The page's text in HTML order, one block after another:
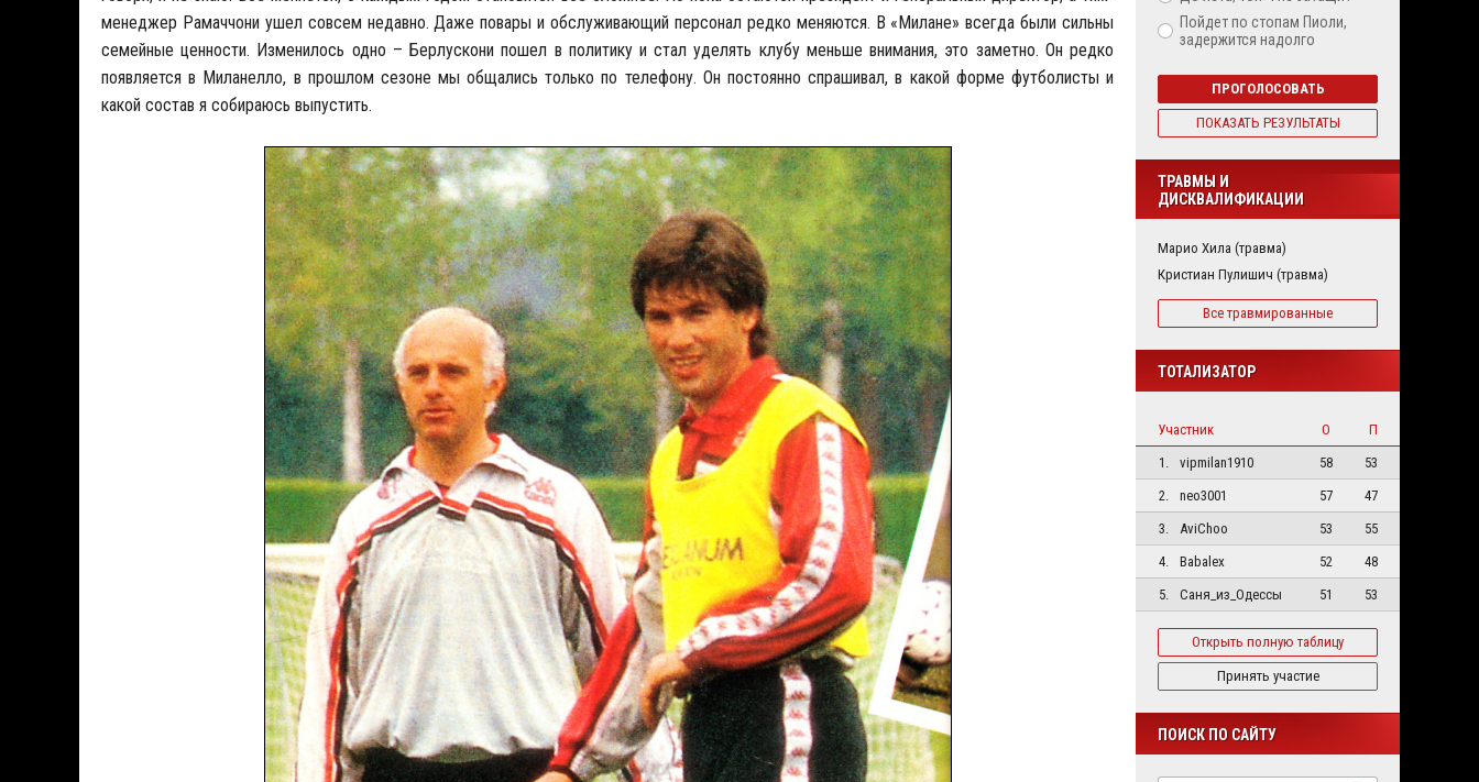
менеджер Рамаччони ушел совсем недавно. Даже повары и обслуживающий персонал редко меняются. В «Милане» всегда были сильны
семейные ценности. Изменилось одно – Берлускони пошел в политику и стал уделять клубу меньше внимания, это заметно. Он редко
появляется в Миланелло, в прошлом сезоне мы общались только по телефону. Он постоянно спрашивал, в какой форме футболисты и
какой состав я собираюсь выпустить.
Пойдет по стопам Пиоли,
задержится надолго
ПРОГОЛОСОВАТЬ
ПОКАЗАТЬ РЕЗУЛЬТАТЫ
ТРАВМЫ И
ДИСКВАЛИФИКАЦИИ
Марио Хила (травма)
Кристиан Пулишич (травма)
Все травмированные
ТОТАЛИЗАТОР
Участник О
П
1.
vipmilan1910 58
53
2.
neo3001 57
47
3.
AviChoo 53
55
4.
Babalex 52
48
5.
Саня_из_Одессы 51 53
Открыть полную таблицу
Принять участие
ПОИСК ПО САЙТУ